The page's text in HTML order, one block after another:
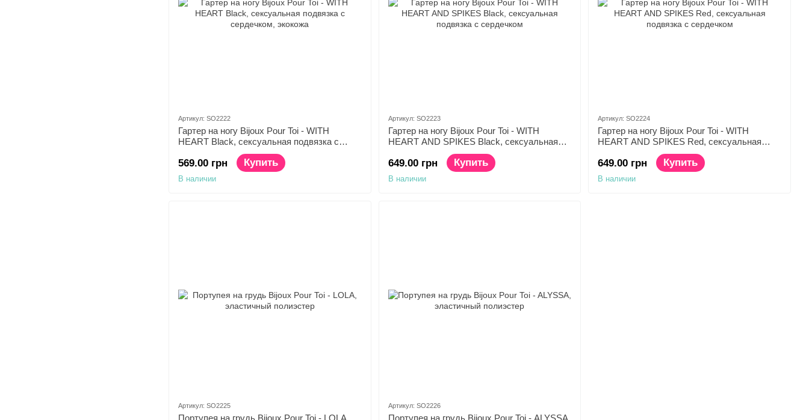
Артикул: SO2222
Гартер на ногу Bijoux Pour Toi - WITH
HEART Black, сексуальная подвязка с
сердечком, экокожа
569.00 грн Купить
В наличии
Артикул: SO2223
Гартер на ногу Bijoux Pour Toi - WITH
HEART AND SPIKES Black, сексуальная
подвязка с сердечком
649.00 грн Купить
В наличии
Артикул: SO2224
Гартер на ногу Bijoux Pour Toi - WITH
HEART AND SPIKES Red, сексуальная
подвязка с сердечком
649.00 грн Купить
В наличии
Артикул: SO2225
Портупея на грудь Bijoux Pour Toi - LOLA,
Артикул: SO2226
Портупея на грудь Bijoux Pour Toi - ALYSSA,